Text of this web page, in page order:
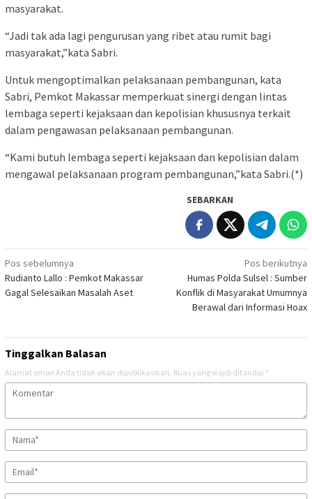
masyarakat.
“Jadi tak ada lagi pengurusan yang ribet atau rumit bagi
masyarakat,”kata Sabri.
Untuk mengoptimalkan pelaksanaan pembangunan, kata
Sabri, Pemkot Makassar memperkuat sinergi dengan lintas
lembaga seperti kejaksaan dan kepolisian khususnya terkait
dalam pengawasan pelaksanaan pembangunan.
“Kami butuh lembaga seperti kejaksaan dan kepolisian dalam
mengawal pelaksanaan program pembangunan,”kata Sabri.(*)
SEBARKAN
Navigasi
pos
Pos sebelumnya
Rudianto Lallo : Pemkot Makassar
Gagal Selesaikan Masalah Aset
Pos berikutnya
Humas Polda Sulsel : Sumber
Konflik di Masyarakat Umumnya
Berawal dari Informasi Hoax
Tinggalkan Balasan
Alamat email Anda tidak akan dipublikasikan. Ruas yang wajib ditandai *